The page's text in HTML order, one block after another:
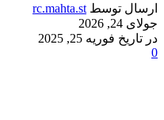
ارسال توسط rc.mahta.st
جولای 24, 2026
در تاریخ فوریه 25, 2025
0